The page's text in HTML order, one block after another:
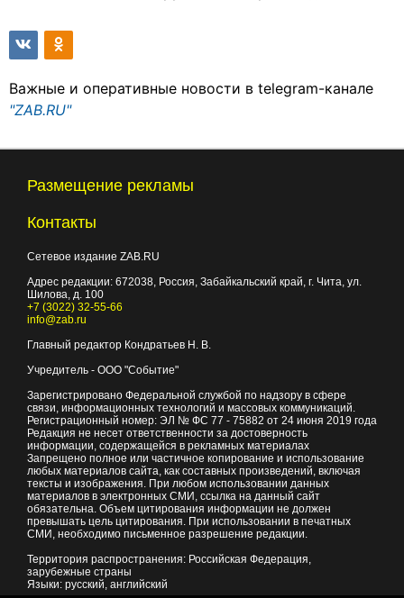
Важные и оперативные новости в telegram-канале
"ZAB.RU"
Размещение рекламы
Контакты
Сетевое издание ZAB.RU
Адрес редакции: 672038 , Россия, Забайкальский край, г. Чита ул.
Шилова, д. 100
+7 (3022) 32-55-66
info@zab.ru
Главный редактор Кондратьев Н. В.
Учредитель - ООО "Событие"
Зарегистрировано Федеральной службой по надзору в сфере
связи, информационных технологий и массовых коммуникаций.
Регистрационный номер: ЭЛ № ФС 77 - 75882 от 24 июня 2019 года
Редакция не несет ответственности за достоверность
информации, содержащейся в рекламных материалах
Запрещено полное или частичное копирование и использование
любых материалов сайта, как составных произведений, включая
тексты и изображения. При любом использовании данных
материалов в электронных СМИ, ссылка на данный сайт
обязательна. Объем цитирования информации не должен
превышать цель цитирования. При использовании в печатных
СМИ, необходимо письменное разрешение редакции.
Территория распространения: Российская Федерация,
зарубежные страны
Языки: русский, английский